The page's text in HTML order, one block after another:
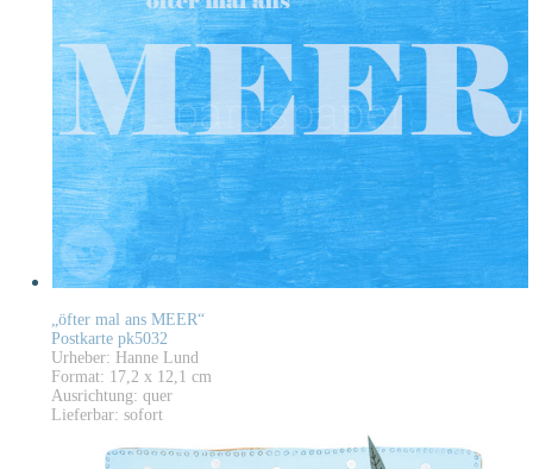
„öfter mal ans MEER“
Postkarte pk5032
Urheber: Hanne Lund
Format: 17,2 x 12,1 cm
Ausrichtung: quer
Lieferbar: sofort